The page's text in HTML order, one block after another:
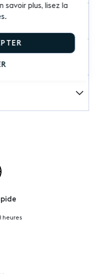
plus, lisez la
.
heures